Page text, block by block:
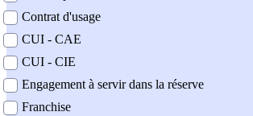
Contrat d'usage
CUI - CAE
CUI - CIE
Engagement à servir dans la réserve
Franchise